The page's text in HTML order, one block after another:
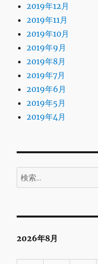
2019年12月
2019年11月
2019年10月
2019年9月
2019年8月
2019年7月
2019年6月
2019年5月
2019年4月
検
索:
2026年8月